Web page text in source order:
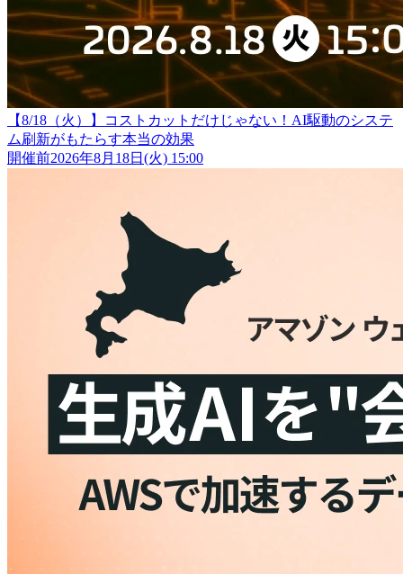
【8/18（火）】コストカットだけじゃない！AI駆動のシステ
ム刷新がもたらす本当の効果
開催前2026年8月18日(火) 15:00